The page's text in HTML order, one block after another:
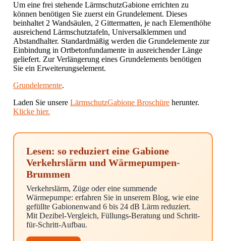
Um eine frei stehende LärmschutzGabione errichten zu
können benötigen Sie zuerst ein Grundelement. Dieses
beinhaltet 2 Wandsäulen, 2 Gittermatten, je nach Elementhöhe
ausreichend Lärmschutztafeln, Universalklemmen und
Abstandhalter. Standardmäßig werden die Grundelemente zur
Einbindung in Ortbetonfundamente in ausreichender Länge
geliefert. Zur Verlängerung eines Grundelements benötigen
Sie ein Erweiterungselement.
Grundelemente.
Laden Sie unsere LärmschutzGabione Broschüre herunter.
Klicke hier.
Lesen: so reduziert eine Gabione
Verkehrslärm und Wärmepumpen-
Brummen
Verkehrslärm, Züge oder eine summende
Wärmepumpe: erfahren Sie in unserem Blog, wie eine
gefüllte Gabionenwand 6 bis 24 dB Lärm reduziert.
Mit Dezibel-Vergleich, Füllungs-Beratung und Schritt-
für-Schritt-Aufbau.